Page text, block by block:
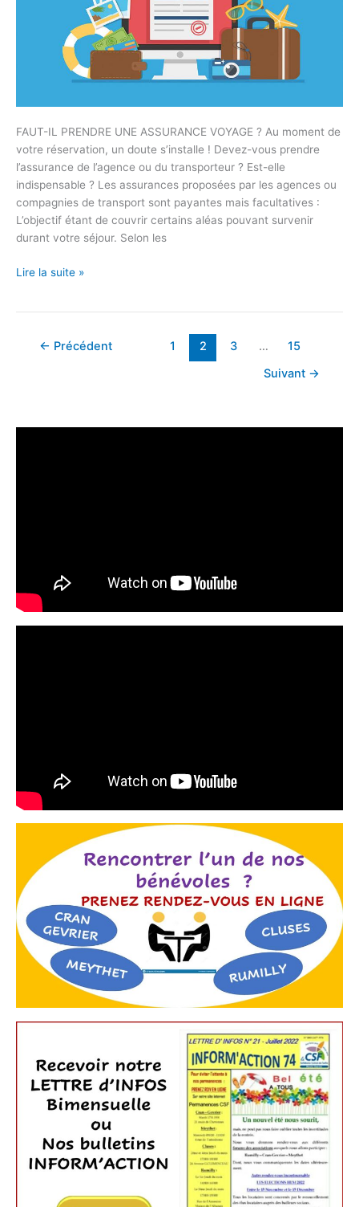
FAUT-IL PRENDRE UNE ASSURANCE VOYAGE ? Au moment de
votre réservation, un doute s’installe ! Devez-vous prendre
l’assurance de l’agence ou du transporteur ? Est-elle
indispensable ? Les assurances proposées par les agences ou
compagnies de transport sont payantes mais facultatives :
L’objectif étant de couvrir certains aléas pouvant survenir
durant votre séjour. Selon les
Lire la suite »
← Précédent 1 2 3 …
15
Suivant →